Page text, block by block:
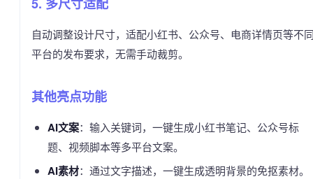
自动调整设计尺寸，适配小红书、公众号、电商详情页等不
平台的发布要求，无需手动裁剪。
其他亮点功能
AI文案：输入关键词，一键生成小红书笔记、公众号标
题、视频脚本等多平台文案。
AI素材：通过文字描述，一键生成透明背景的免抠素材。